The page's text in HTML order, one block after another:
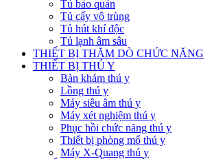
Tủ bảo quản
Tủ cấy vô trùng
Tủ hút khí độc
Tủ lạnh âm sâu
THIẾT BỊ THĂM DÒ CHỨC NĂNG
THIẾT BỊ THÚ Y
Bàn khám thú y
Lồng thú y
Máy siêu âm thú y
Máy xét nghiệm thú y
Phục hồi chức năng thú y
Thiết bị phòng mổ thú y
Máy X-Quang thú y